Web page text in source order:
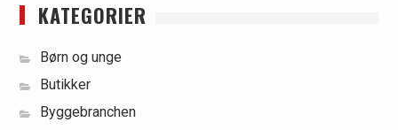
KATEGORIER
Børn og unge
Butikker
Byggebranchen